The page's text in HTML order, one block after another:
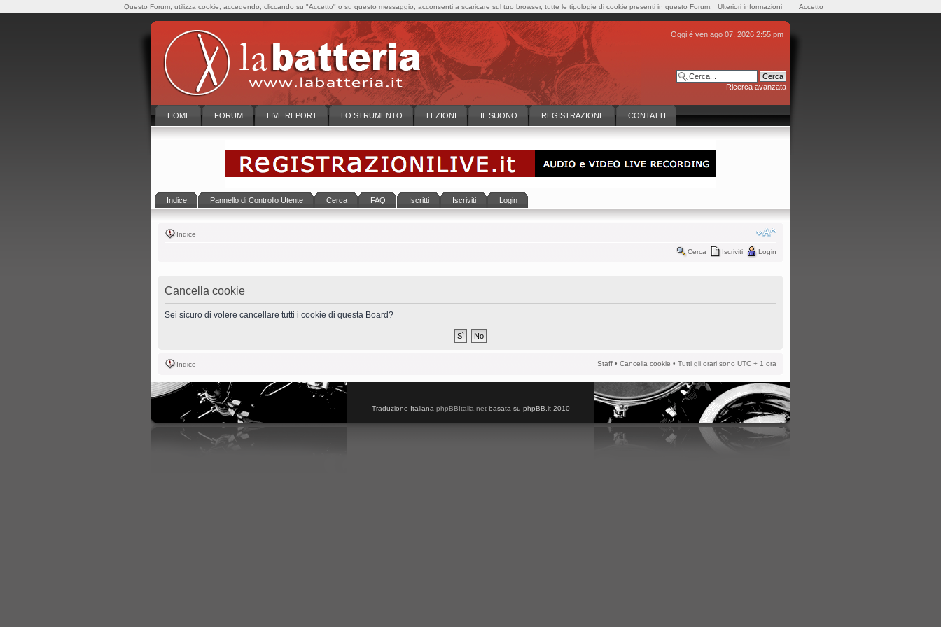
Oggi è ven ago 07, 2026 2:55 pm
Ricerca avanzata
HOME FORUM LIVE REPORT LO STRUMENTO LEZIONI IL SUONO REGISTRAZIONE CONTATTI
Indice Pannello di Controllo Utente Cerca FAQ Iscritti Iscriviti Login
Indice
Cerca Iscriviti Login
Cancella cookie
Sei sicuro di volere cancellare tutti i cookie di questa Board?
Indice Staff • Cancella cookie • Tutti gli orari sono UTC + 1 ora
Traduzione Italiana phpBBItalia.netbasata su phpBB.it 2010
Questo Forum, utilizza cookie; accedendo, cliccando su "Accetto" o su questo messaggio, acconsenti a scaricare sul tuo browser, tutte le tipologie di cookie presenti in questo Forum. Ulteriori informazioni Accetto